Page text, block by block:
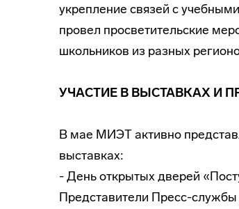
укрепление связей с
провел просветительские
школьников из разных
УЧАСТИЕ В ВЫСТАВКАХ И
В мае МИЭТ активно
выставках:
- День открытых дверей
Представители Пресс-службы